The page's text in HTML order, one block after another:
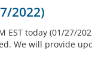
2022)
today (01/27/
We will provide